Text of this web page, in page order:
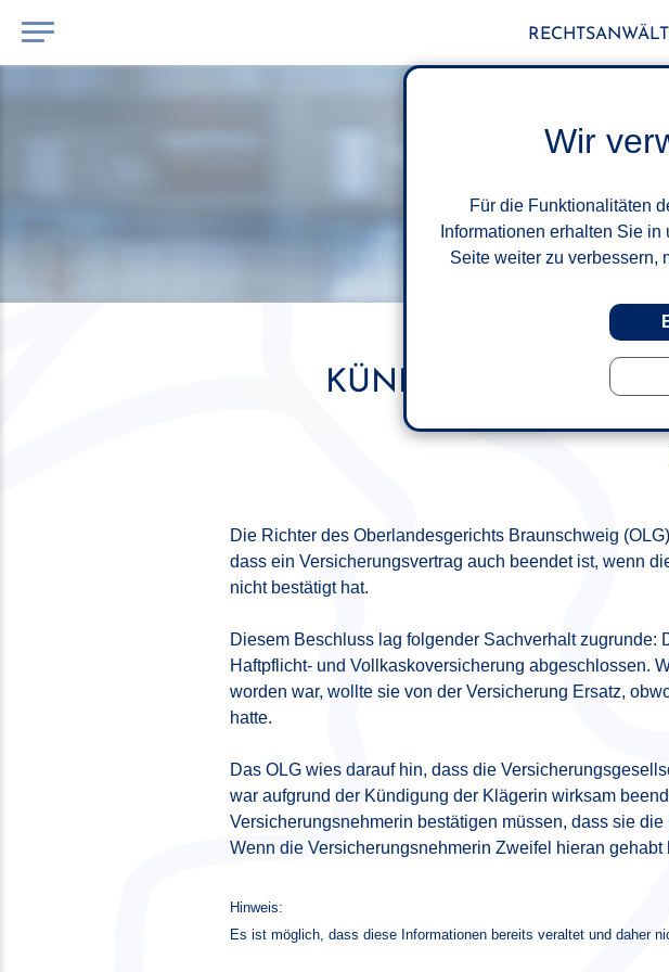
Wir
Für die Funktionalitäten
Informationen erhalten Sie in
Seite weiter zu verbessern,
KÜNDIGUNG EINER
Die Richter des Oberlandesgerichts Braunschweig
dass ein Versicherungsvertrag auch beendet ist, wenn
nicht bestätigt hat.
Diesem Beschluss lag folgender Sachverhalt
Haftpflicht- und Vollkaskoversicherung abgeschlossen.
worden war, wollte sie von der Versicherung Ersatz,
hatte.
Das OLG wies darauf hin, dass die
war aufgrund der Kündigung der Klägerin wirksam
Versicherungsnehmerin bestätigen müssen, dass sie
Wenn die Versicherungsnehmerin Zweifel hieran
Hinweis:
Es ist möglich, dass diese Informationen bereits veraltet und daher